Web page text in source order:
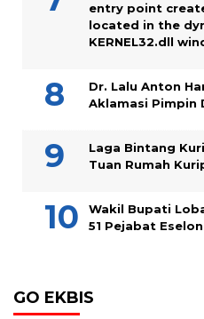
entry point
located in the
KERNEL32.dll
Dr. Lalu Anton
Aklamasi Pimpin
Laga Bintang
Tuan Rumah
Wakil Bupati
51 Pejabat
GO EKBIS